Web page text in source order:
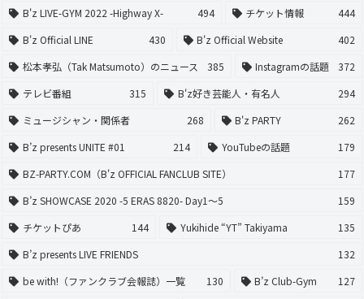
B'z LIVE-GYM 2022 -Highway X-
494 チケット情報
444
B'z Official LINE
430 B'z Official Website
402
松本孝弘（Tak Matsumoto）のニュース
385 Instagramの話題
372
テレビ番組
315 B'z好き芸能人・有名人
294
ミュージシャン・関係者
268 B'z PARTY
262
B’z presents UNITE #01
214 YouTubeの話題
179
BZ-PARTY.COM（B'z OFFICIAL FANCLUB SITE）
177
B’z SHOWCASE 2020 -5 ERAS 8820- Day1〜5
159
チケットぴあ
144 Yukihide “YT” Takiyama
135
B’z presents LIVE FRIENDS
132
be with!（ファンクラブ会報誌）一覧
130 B’z Club-Gym
127